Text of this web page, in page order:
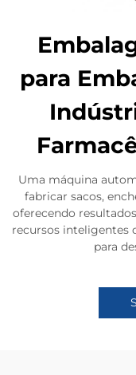
para
Uma máquina
fabricar sacos,
oferecendo
recursos inteligentes
para